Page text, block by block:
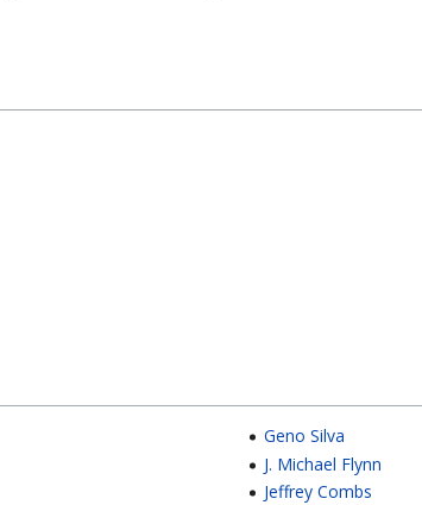
Geno Silva
J. Michael Flynn
Jeffrey Combs